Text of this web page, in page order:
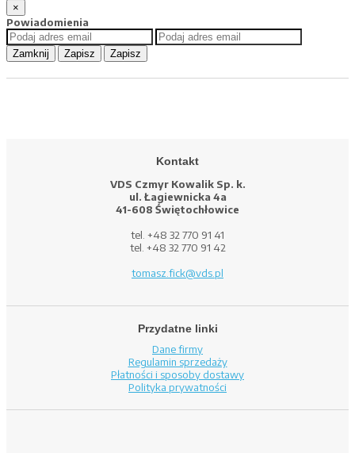
×
Powiadomienia
Zamknij Zapisz Zapisz
Kontakt
VDS Czmyr Kowalik Sp. k.
ul. Łagiewnicka 4a
41-608 Świętochłowice
tel. +48 32 770 91 41
tel. +48 32 770 91 42
tomasz.fick@vds.pl
Przydatne linki
Dane firmy
Regulamin sprzedaży
Płatności i sposoby dostawy
Polityka prywatności